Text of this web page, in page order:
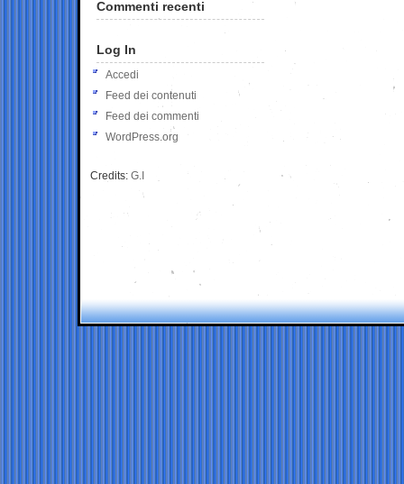
Commenti recenti
Log In
Accedi
Feed dei contenuti
Feed dei commenti
WordPress.org
Credits: G.I